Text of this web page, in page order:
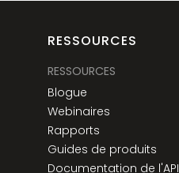
RESSOURCES
RESSOURCES
Blogue
Webinaires
Rapports
Guides de produits
Documentation de l'API